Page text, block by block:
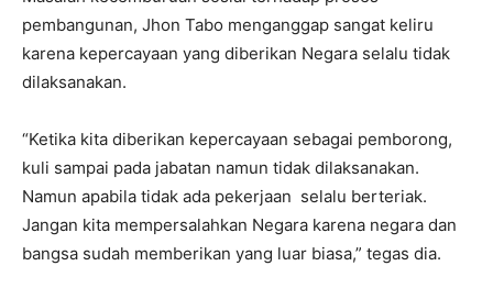
pembangunan, Jhon Tabo menganggap sangat keliru
karena kepercayaan yang diberikan Negara selalu tidak
dilaksanakan.
“Ketika kita diberikan kepercayaan sebagai pemborong,
kuli sampai pada jabatan namun tidak dilaksanakan.
Namun apabila tidak ada pekerjaan selalu berteriak.
Jangan kita mempersalahkan Negara karena negara dan
bangsa sudah memberikan yang luar biasa,” tegas dia.